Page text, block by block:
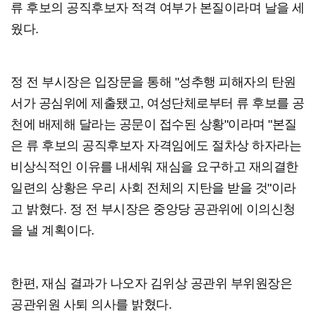
류 후보의 공직후보자 적격 여부가 본질이라며 날을 세
웠다.
정 전 부시장은 입장문을 통해 "성추행 피해자의 탄원
서가 공심위에 제출됐고, 여성단체로부터 류 후보를 공
천에 배제해 달라는 공문이 접수된 상황"이라며 "본질
은 류 후보의 공직후보자 자격임에도 절차상 하자라는
비상식적인 이유를 내세워 재심을 요구하고 재의결한
일련의 상황은 우리 사회 전체의 지탄을 받을 것"이라
고 밝혔다. 정 전 부시장은 중앙당 공관위에 이의신청
을 낼 계획이다.
한편, 재심 결과가 나오자 김위상 공관위 부위원장은
공관위원 사퇴 의사를 밝혔다.